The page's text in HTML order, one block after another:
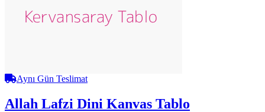
Aynı Gün Teslimat
Allah Lafzi Dini Kanvas Tablo